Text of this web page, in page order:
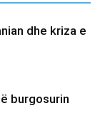
dhe kriza e
burgosurin